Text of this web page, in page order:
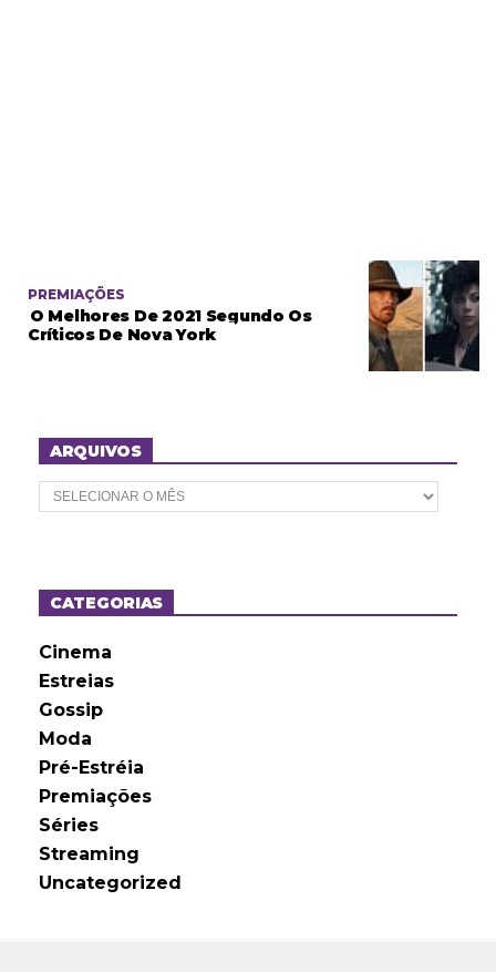
PREMIAÇÕES
O Melhores De 2021 Segundo Os
Críticos De Nova York
ARQUIVOS
A
r
o
sCATEGORIAS
Cinema
Estreias
Gossip
Moda
Pré-Estréia
Premiações
Séries
Streaming
Uncategorized